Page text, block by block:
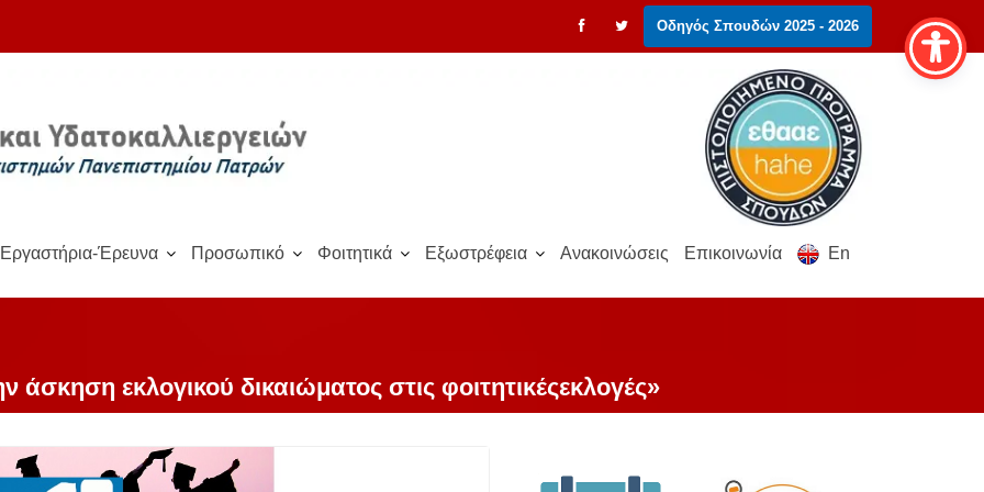
Οδηγός Σπουδών 2025 - 2026
Εργαστήρια-Έρευνα Προσωπικό Φοιτητικά Εξωστρέφεια Ανακοινώσεις Επικοινωνία En
εκλογικού δικαιώματος στις φοιτητικέςεκλογές»